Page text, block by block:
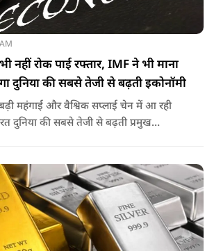
नहीं रोक पाई रफ्तार, IMF ने भी माना
दुनिया की सबसे तेजी से बढ़ती इकोनॉमी
महंगाई और वैश्विक सप्लाई चेन में आ रही
दुनिया की सबसे तेजी से बढ़ती प्रमुख